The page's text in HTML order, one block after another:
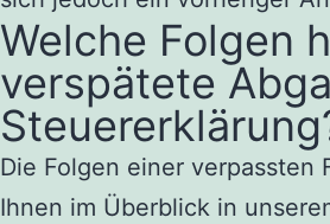
Welche Folgen
verspätete
Die Folgen einer verpassten
Ihnen im Überblick in